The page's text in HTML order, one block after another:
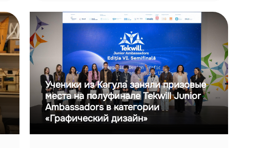
Ученики из Кагула заняли призовые
места на полуфинале Tekwill Junior
Ambassadors в категории
«Графический дизайн»